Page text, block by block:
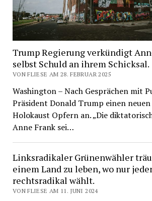
Trump Regierung verkündigt
selbst Schuld an ihrem Schicksal.
VON FLIESE AM 28. FEBRUAR 2025
Washington – Nach Gesprächen mit
Präsident Donald Trump einen
Holokaust Opfern an. „Die
Anne Frank sei…
Linksradikaler Grünenwähler
einem Land zu leben, wo nur
rechtsradikal wählt.
VON FLIESE AM 11. JUNI 2024